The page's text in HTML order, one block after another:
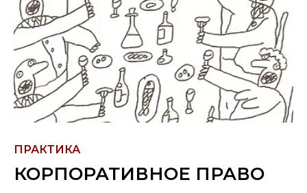
ПРАКТИКА
КОРПОРАТИВНОЕ ПРАВО